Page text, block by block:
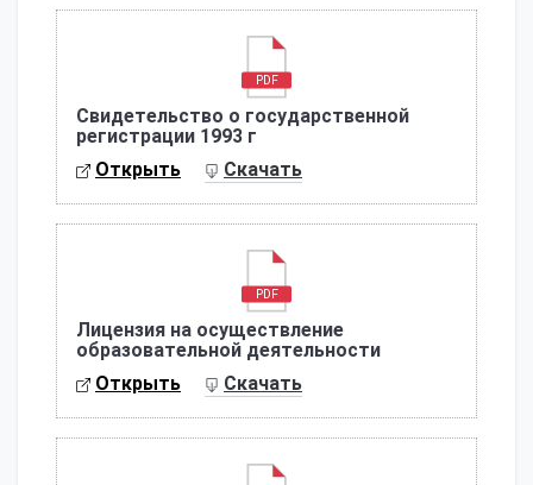
PDF
Свидетельство о государственной
регистрации 1993 г
Открыть
Скачать
PDF
Лицензия на осуществление
образовательной деятельности
Открыть
Скачать